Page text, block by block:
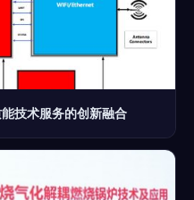
技术服务的创新融合